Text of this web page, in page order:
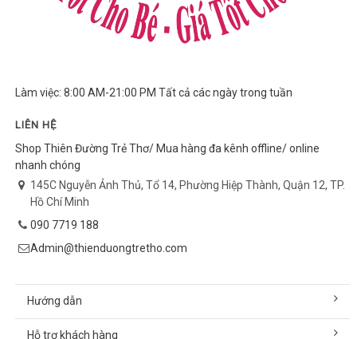
Làm việc: 8:00 AM-21:00 PM Tất cả các ngày trong tuần
LIÊN HỆ
Shop Thiên Đường Trẻ Thơ/ Mua hàng đa kênh offline/ online
nhanh chóng
145C Nguyễn Ảnh Thủ, Tổ 14, Phường Hiệp Thành, Quận 12, TP.
Hồ Chí Minh
090 7719 188
Admin@thienduongtretho.com
Hướng dẫn
Hỗ trợ khách hàng